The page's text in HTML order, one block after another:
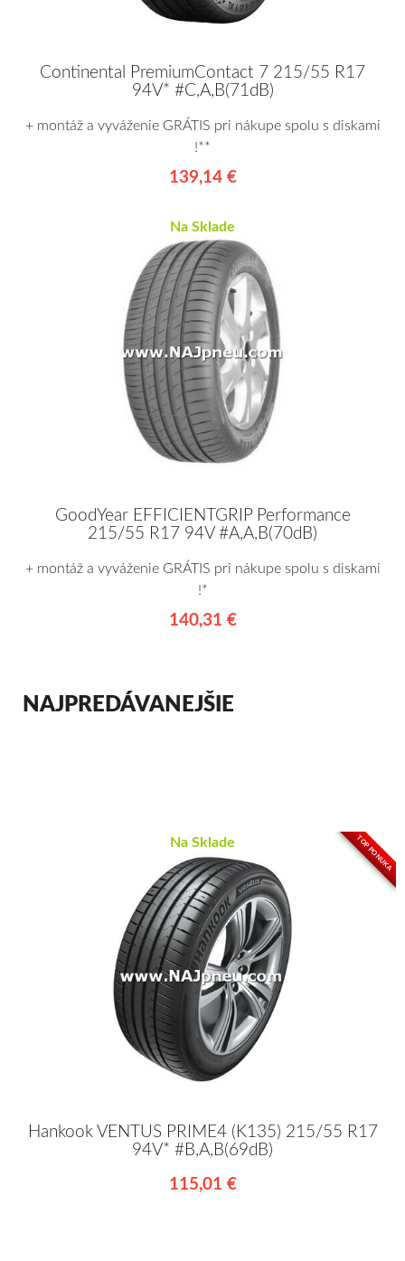
Continental PremiumContact 7 215/55 R17
94V* #C,A,B(71dB)
+ montáž a vyváženie GRÁTIS pri nákupe spolu s diskami
!**
139,14 €
Na Sklade
GoodYear EFFICIENTGRIP Performance
215/55 R17 94V #A,A,B(70dB)
+ montáž a vyváženie GRÁTIS pri nákupe spolu s diskami
!*
140,31 €
NAJPREDÁVANEJŠIE
TOP PONUKA
Na Sklade
Hankook VENTUS PRIME4 (K135) 215/55 R17
94V* #B,A,B(69dB)
115,01 €